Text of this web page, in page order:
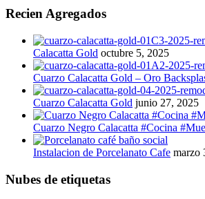
Recien Agregados
Calacatta Gold octubre 5, 2025
Cuarzo Calacatta Gold – Oro
Cuarzo Calacatta Gold junio 27, 2025
Cuarzo Negro Calacatta #Cocina
Instalacion de Porcelanato Cafe marzo
Nubes de etiquetas